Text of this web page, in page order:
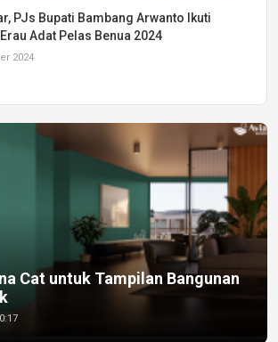
PJs Bupati Bambang Arwanto Ikuti
Adat Pelas Benua 2024
2024
Cat untuk Tampilan Bangunan